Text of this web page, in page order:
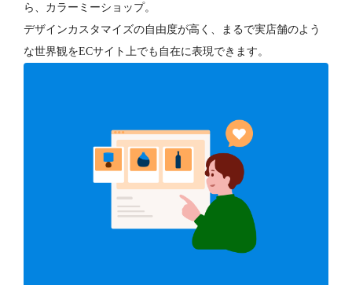
ら、カラーミーショップ。
デザインカスタマイズの自由度が高く、まるで実店舗のよう
な世界観をECサイト上でも自在に表現できます。